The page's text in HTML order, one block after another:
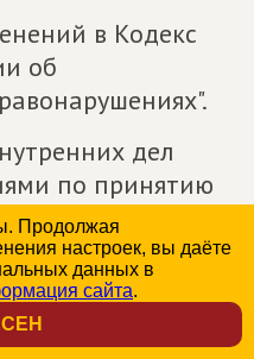
в Кодекс
об
дел
по принятию
граждан и
пределы
Ранее органы
составляли
Продолжая
настроек, вы даёте
данных в
сайта.